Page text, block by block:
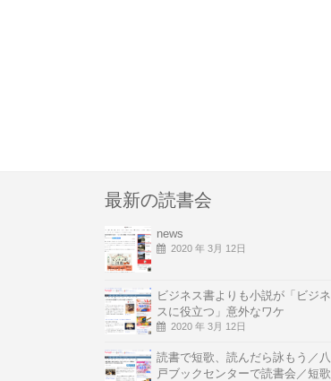
最新の読書会
news
2020 年 3月 12日
ビジネス書よりも小説が「ビジネ
スに役立つ」意外なワケ
2020 年 3月 12日
読書で短歌、読んだら詠もう／八
戸ブックセンターで読書会／短歌